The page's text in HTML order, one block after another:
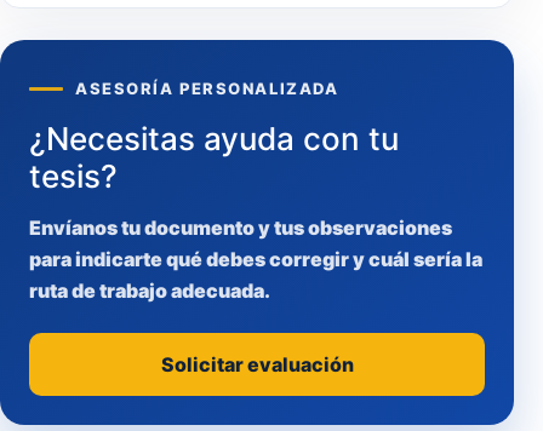
ASESORÍA PERSONALIZADA
¿Necesitas ayuda con tu
tesis?
Envíanos tu documento y tus observaciones
para indicarte qué debes corregir y cuál sería la
ruta de trabajo adecuada.
Solicitar evaluación